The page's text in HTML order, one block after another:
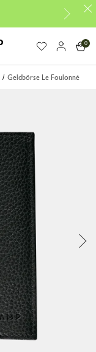
0
Geldbörse Le Foulonné